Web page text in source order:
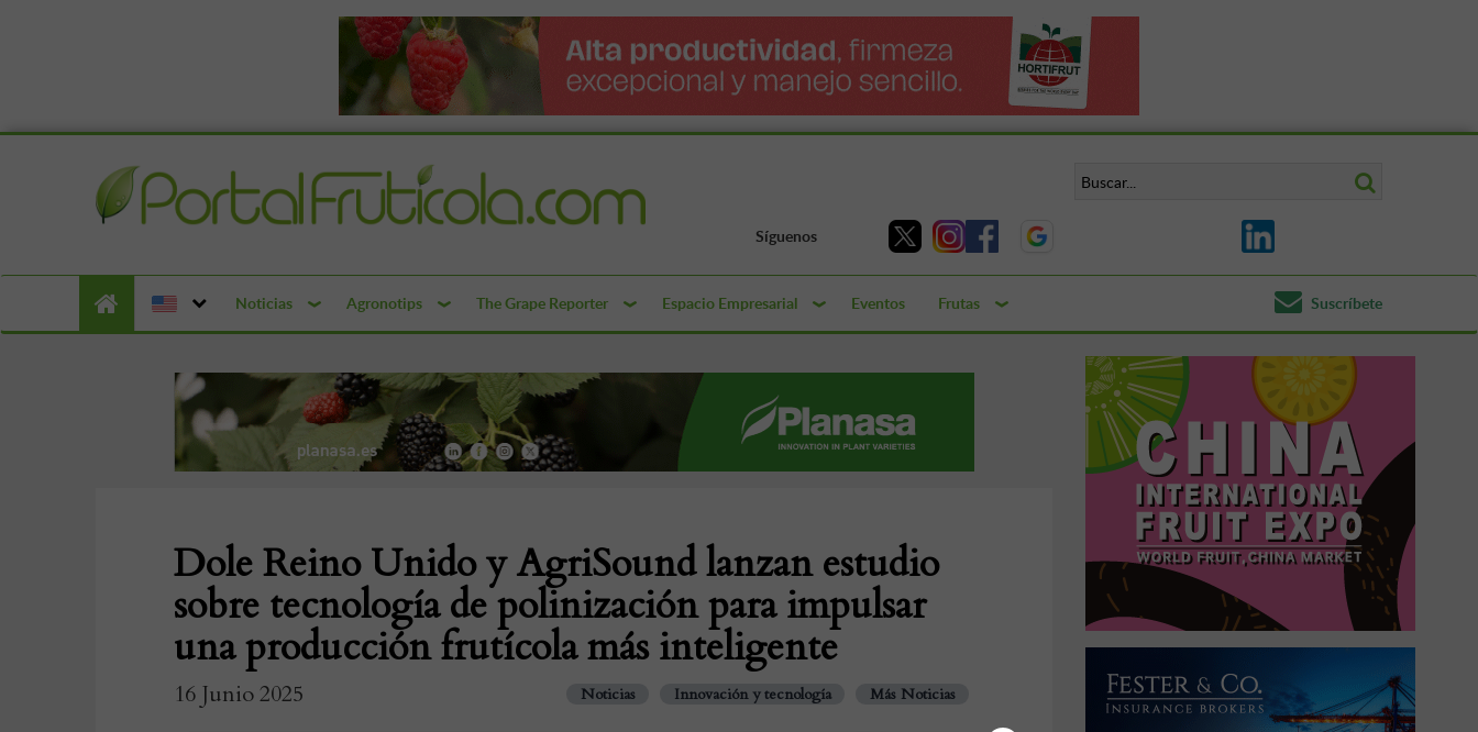
Síguenos
Noticias Agronotips The Grape Reporter Espacio Empresarial Eventos Frutas Suscríbete
Dole Reino Unido y AgriSound lanzan estudio
sobre tecnología de polinización para impulsar
una producción frutícola más inteligente
16 Junio 2025 Noticias Innovación y tecnología Más Noticias